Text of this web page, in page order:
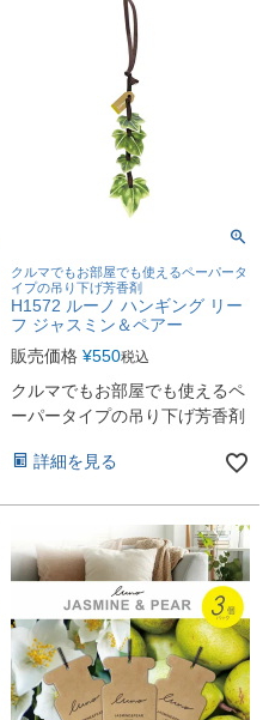
クルマでもお部屋でも使えるペーパータ
イプの吊り下げ芳香剤
H1572 ルーノ ハンギング リー
フ ジャスミン＆ペアー
販売価格 ¥550税込
クルマでもお部屋でも使えるペ
ーパータイプの吊り下げ芳香剤
詳細を見る